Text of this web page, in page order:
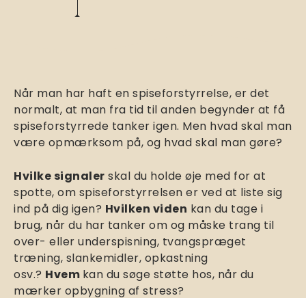
Når man har haft en spiseforstyrrelse, er det
normalt, at man fra tid til anden begynder at få
spiseforstyrrede tanker igen. Men hvad skal man
være opmærksom på, og hvad skal man gøre?
Hvilke signaler skal du holde øje med for at
spotte, om spiseforstyrrelsen er ved at liste sig
ind på dig igen? Hvilken viden kan du tage i
brug, når du har tanker om og måske trang til
over- eller underspisning, tvangspræget
træning, slankemidler, opkastning
osv.? Hvem kan du søge støtte hos, når du
mærker opbygning af stress?